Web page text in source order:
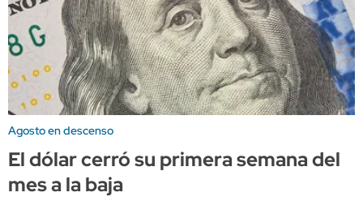
Agosto en descenso
El dólar cerró su primera semana del
mes a la baja